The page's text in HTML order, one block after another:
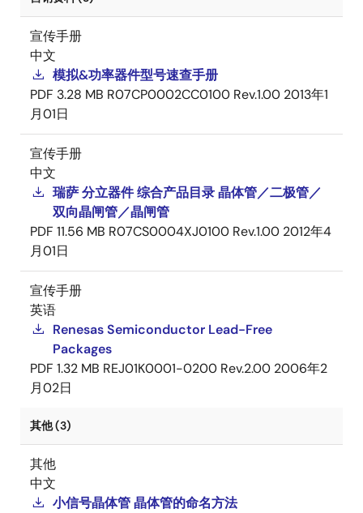
宣传手册
中文
模拟&功率器件型号速查手册
PDF 3.28 MB R07CP0002CC0100 Rev.1.00 2013年1
月01日
宣传手册
中文
瑞萨 分立器件 综合产品目录 晶体管／二极管／
双向晶闸管／晶闸管
PDF 11.56 MB R07CS0004XJ0100 Rev.1.00 2012年4
月01日
宣传手册
英语
Renesas Semiconductor Lead-Free
Packages
PDF 1.32 MB REJ01K0001-0200 Rev.2.00 2006年2
月02日
其他 (3)
其他
中文
小信号晶体管 晶体管的命名方法